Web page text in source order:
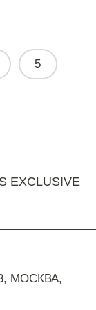
5
EXCLUSIVE
МОСКВА,